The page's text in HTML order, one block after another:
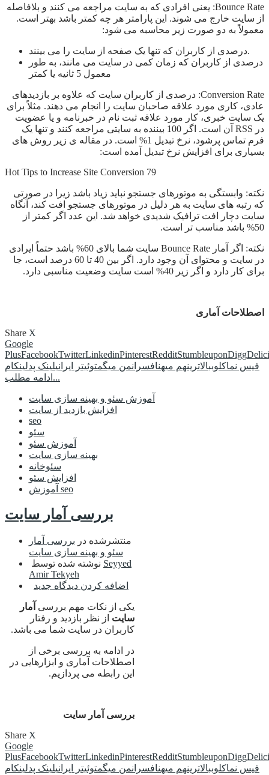
Bounce Rate: یعنی افرادی که به سایت مراجعه می کنند و بلافاصله
از سایت خارج می شوند. این پارامتر هر چه کمتر باشد بهتر است.
معمولاً به دو صورت زیر محاسبه می شود:
درصدی از کاربران که تنها یک صفحه از سایت را می بینند.
درصدی از کاربران که زمان کمی در سایت می مانند، به طور
معمول 5 ثانیه یا کمتر
Conversion Rate: درصدی از کاربران سایت که علاوه بر بازدیدهای
عادی، کاری مورد علاقه صاحبان سایت را انجام می دهند. مثلاً برای
یک سایت خبری، کار مورد علاقه ثبت نام در خبرنامه و یا عضویت
در RSS آن است. اگر 100 بیننده به سایتی مراجعه کنند و تنها یک
فرم تماس پرشود، نرخ تبدیل 1% است. در مقاله ی زیر روش های
بسیاری برای افزایش نرخ تبدیل آمده است:
79 Hot Tips to Increase Site Conversion
نکته: وابستگی به موتورهای جستجو نباید زیاد باشد زیرا در صورتی
که رتبه های سایت به هر دلیل در موتورهای جستجو افت کند، آنگاه
سایت دچار افت ترافیک شدیدی خواهد شد. این عدد اگر کمتر از
50% باشد مناسب تر است.
نکته: اگر آمار Bounce Rate سایت شما بالای 60% باشد حتماً ایرادی
در سایت و محتوای آن وجود دارد. اگر بین 40 تا 60 درصد است، جا
برای کار دارد و اگر زیر 40% است سایت وضعیت مناسبی دارد.
اصطلاحات آماری
Share X
Google
PlusFacebookTwitterLinkedinPinterestRedditStumbleuponDigg
فیس نماکلوببالاترینهم میهنافسرانمن میگمتوئیتر ایرانیلینک پدلینکام
ادامه مطلب...
آموزش سئو و بهینه سازی سایت
افزایش بازدید از سایت
seo
سئو
آموزش سئو
بهینه سازی سایت
سئوخانه
افزایش سئو
آموزش seo
بررسی آمار سایت
منتشرشده در بررسی آمار
سئو و بهینه سازی سایت
Seyyed
Amir Tekyeh
اضافه کردن دیدگاه جدید
یکی از نکات مهم بررسی آمار
سایت از نظر بازدید و رفتار
کاربران در سایت شما می باشد.
در ادامه به بررسی برخی از
اصطلاحات آماری و ابزارهایی در
این رابطه می پردازیم.
بررسی آمار سایت
Share X
Google
PlusFacebookTwitterLinkedinPinterestRedditStumbleuponDigg
فیس نماکلوببالاترینهم میهنافسرانمن میگمتوئیتر ایرانیلینک پدلینکام